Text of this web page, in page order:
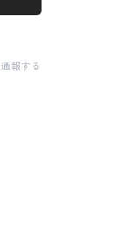
通報する